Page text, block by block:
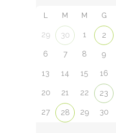
L M M G
29 30 1 2
6 7 8 9
13 14 15 16
20 21 22 23
27 28 29 30